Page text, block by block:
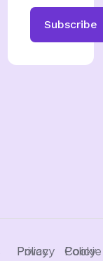
Subscribe
Privacy Policy Cookie Policy